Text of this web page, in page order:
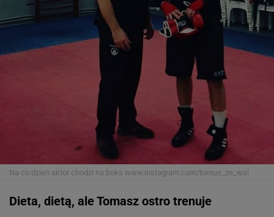
Na co dzień aktor chodzi na boks www.instagram.com/tomus_ze_wsi
Dieta, dietą, ale Tomasz ostro trenuje